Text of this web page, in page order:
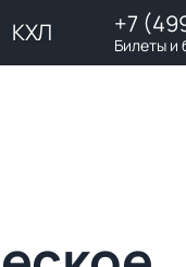
КХЛ +7
Билеты и